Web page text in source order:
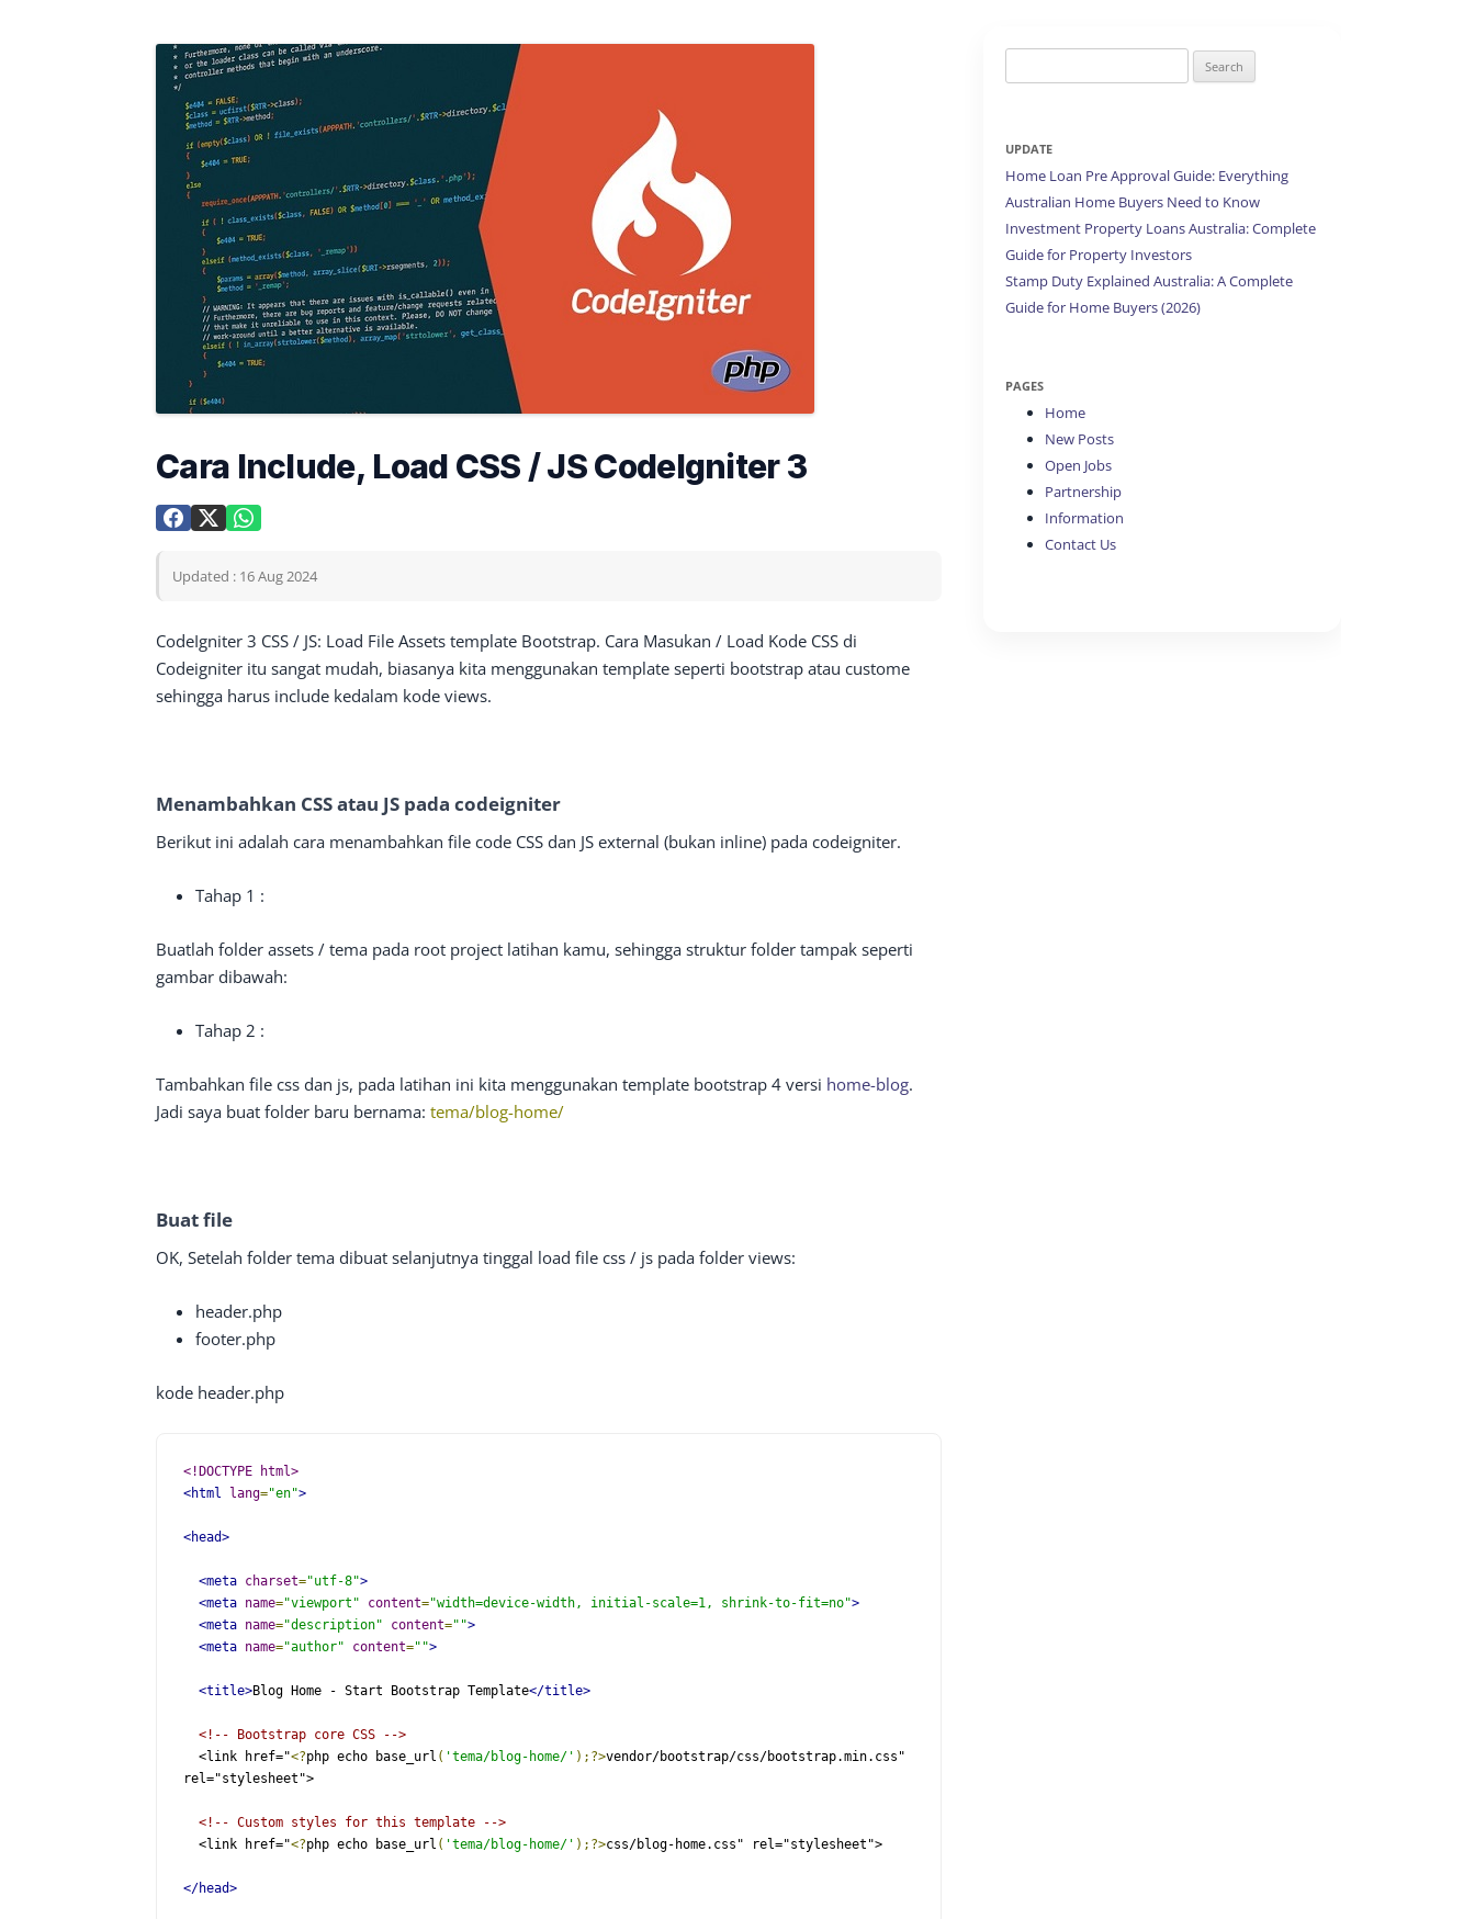
Cara Include, Load CSS / JS CodeIgniter 3
Updated : 16 Aug 2024
CodeIgniter 3 CSS / JS: Load File Assets template Bootstrap. Cara Masukan / Load Kode CSS di
Codeigniter itu sangat mudah, biasanya kita menggunakan template seperti bootstrap atau custome
sehingga harus include kedalam kode views.
Menambahkan CSS atau JS pada codeigniter
Berikut ini adalah cara menambahkan file code CSS dan JS external (bukan inline) pada codeigniter.
Tahap 1 :
Buatlah folder assets / tema pada root project latihan kamu, sehingga struktur folder tampak seperti
gambar dibawah:
Tahap 2 :
Tambahkan file css dan js, pada latihan ini kita menggunakan template bootstrap 4 versi home-blog.
Jadi saya buat folder baru bernama: tema/blog-home/
Buat file
OK, Setelah folder tema dibuat selanjutnya tinggal load file css / js pada folder views:
header.php
footer.php
kode header.php
<!DOCTYPE html>
<html
lang="en">
<head>
<meta charset="utf-8">
<meta name="viewport" content="width=device-width, initial-scale=1, shrink-to-fit=no">
<meta name="description" content="">
<meta name="author" content="">
<title>Blog Home - Start Bootstrap Template</title>
<!-- Bootstrap core CSS -->
  <link href="
<?php echo base_url ( 'tema/blog-home/' );?>vendor/bootstrap/css/bootstrap.min.css"
rel="stylesheet">
<!-- Custom styles for this template -->
  <link href="
<?php echo base_url ( 'tema/blog-home/' );?>css/blog-home.css" rel="stylesheet">
</head>
for:
UPDATE
Home Loan Pre Approval Guide: Everything
Australian Home Buyers Need to Know
Investment Property Loans Australia: Complete
Guide for Property Investors
Stamp Duty Explained Australia: A Complete
Guide for Home Buyers (2026)
PAGES
Home
New Posts
Open Jobs
Partnership
Information
Contact Us